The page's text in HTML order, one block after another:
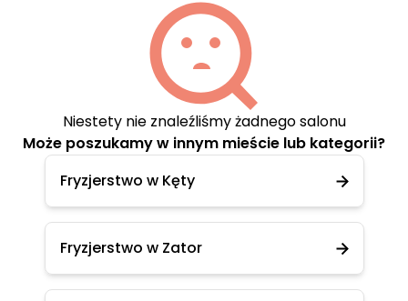
Niestety nie znaleźliśmy żadnego salonu
Może poszukamy w innym mieście lub kategorii?
Fryzjerstwo w Kęty
Fryzjerstwo w Zator